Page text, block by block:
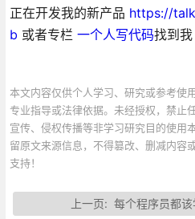
正在开发我的新产品 https://
b 或者专栏 一个人写代码找到我
本文内容仅供个人学习、研究或参考使
专业指导或法律依据。未经授权，禁止
宣传、侵权传播等非学习研究目的使用
留原文来源信息，不得篡改、删减内容
支持！
上一页:每个程序员都